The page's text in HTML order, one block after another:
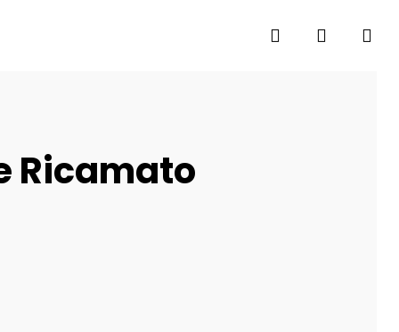
search account
Ricamato